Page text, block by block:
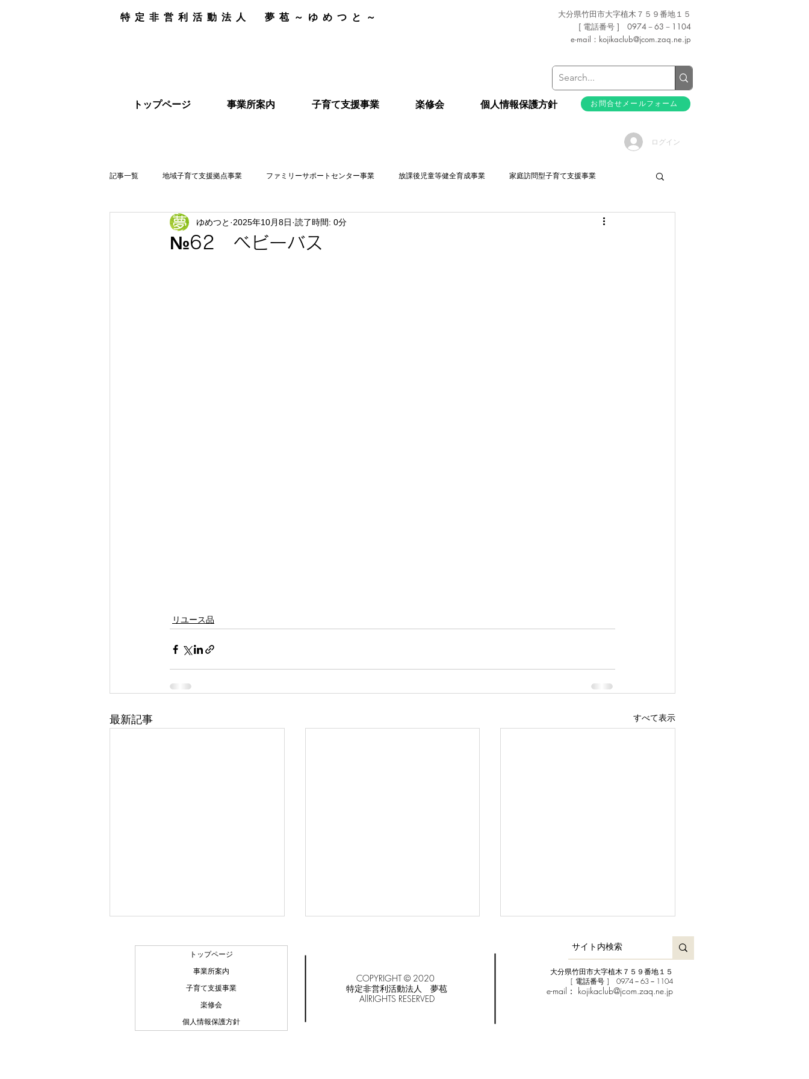
特定非営利活動法人 夢苞～ゆめつと～
大分県竹田市大字植木７５９番地１５
[ 電話番号 ] 0974－63－1104
e-mail： kojikaclub@jcom.zaq.ne.jp
トップページ 事業所案内 子育て支援事業 楽修会 個人情報保護方針 お問合せメールフォーム
記事一覧 地域子育て支援拠点事業 ファミリーサポートセンター事業 放課後児童等健全育成事業 家庭訪問型子育て支援事業
№62 ベビーバス
ゆめつと 2025年10月8日 読了時間: 0分
リユース品
最新記事 すべて表示
ログイン
トップページ
事業所案内
子育て支援事業
楽修会
個人情報保護方針
COPYRIGHT © 2020
特定非営利活動法人 夢苞
AllRIGHTS RESERVED
大分県竹田市大字植木７５９番地１５
[ 電話番号 ] 0974－63－1104
e-mail： kojikaclub@jcom.zaq.ne.jp